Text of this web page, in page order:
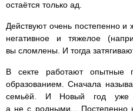
остаётся только ад.
Действуют очень постепенно и
негативное и тяжелое
вы сломлены. И тогда
В секте работают опытные
образованием. Сначала
семьёй. И Новый год уже
а не с родными... Постепенно